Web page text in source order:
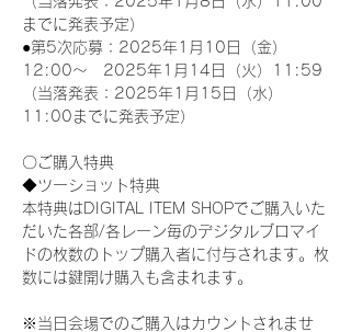
までに発表予定）
●第5次応募：2025年1月10日（金）
12:00～　2025年1月14日（火）11:59
（当落発表：2025年1月15日（水）
11:00までに発表予定）
〇ご購入特典
◆ツーショット特典
本特典はDIGITAL ITEM SHOPでご購入いた
だいた各部/各レーン毎のデジタルブロマイ
ドの枚数のトップ購入者に付与されます。枚
数には鍵開け購入も含まれます。
※当日会場でのご購入はカウントされませ